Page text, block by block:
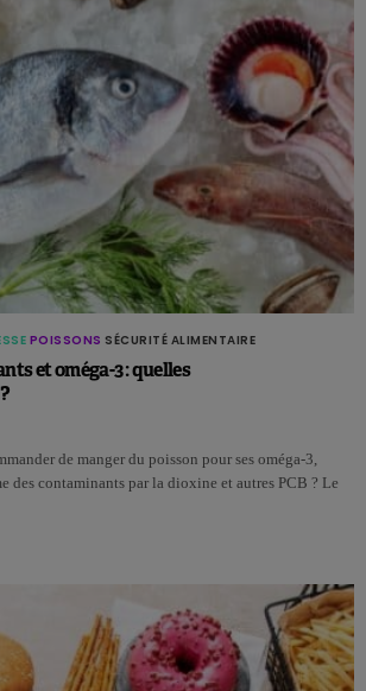
POISSONS SÉCURITÉ ALIMENTAIRE
et oméga-3 : quelles
de manger du poisson pour ses oméga-3,
des contaminants par la dioxine et autres PCB ? Le